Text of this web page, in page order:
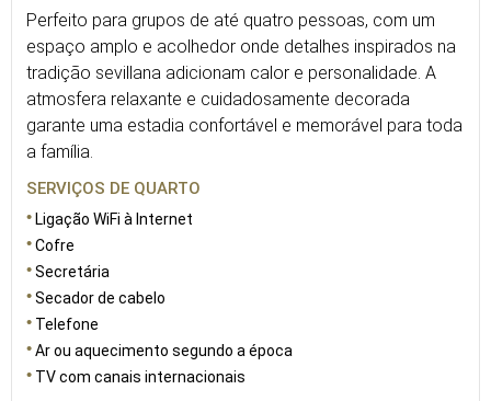
Perfeito para grupos de até quatro pessoas, com um
espaço amplo e acolhedor onde detalhes inspirados na
tradição sevillana adicionam calor e personalidade. A
atmosfera relaxante e cuidadosamente decorada
garante uma estadia confortável e memorável para toda
a família.
SERVIÇOS DE QUARTO
Ligação WiFi à Internet
Cofre
Secretária
Secador de cabelo
Telefone
Ar ou aquecimento segundo a época
TV com canais internacionais